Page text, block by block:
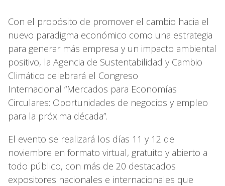
Con el propósito de promover el cambio hacia el
nuevo paradigma económico como una estrategia
para generar más empresa y un impacto ambiental
positivo, la Agencia de Sustentabilidad y Cambio
Climático celebrará el Congreso
Internacional “Mercados para Economías
Circulares: Oportunidades de negocios y empleo
para la próxima década”.
El evento se realizará los días 11 y 12 de
noviembre en formato virtual, gratuito y abierto a
todo público, con más de 20 destacados
expositores nacionales e internacionales que